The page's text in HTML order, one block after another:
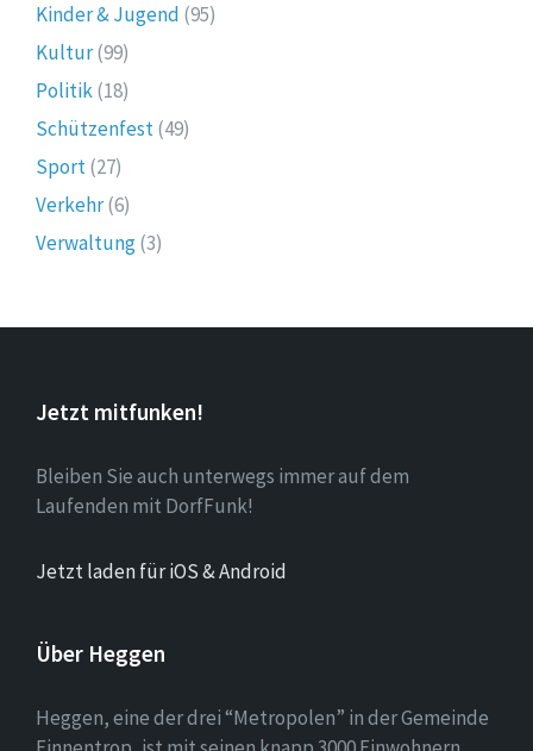
Kinder & Jugend (95)
Kultur(99)
Politik(18)
Schützenfest(49)
Sport(27)
Verkehr(6)
Verwaltung(3)
Jetzt mitfunken!
Bleiben Sie auch unterwegs immer auf dem
Laufenden mit DorfFunk!
Jetzt laden für iOS & Android
Über Heggen
Heggen, eine der drei “Metropolen” in der Gemeinde